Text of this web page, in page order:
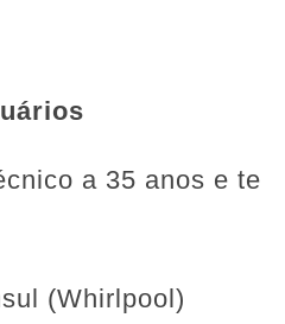
a 35 anos e te
(Whirlpool)